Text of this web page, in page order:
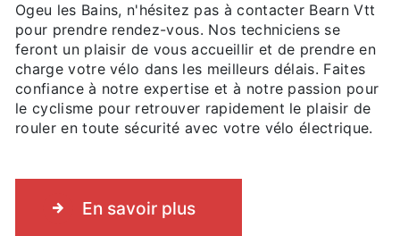
Ogeu les Bains, n'hésitez pas à contacter Bearn Vtt
pour prendre rendez-vous. Nos techniciens se
feront un plaisir de vous accueillir et de prendre en
charge votre vélo dans les meilleurs délais. Faites
confiance à notre expertise et à notre passion pour
le cyclisme pour retrouver rapidement le plaisir de
rouler en toute sécurité avec votre vélo électrique.
En savoir plus